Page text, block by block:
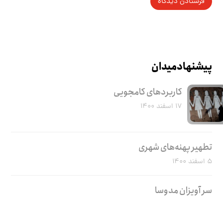
پیشنهاد میدان
کاربرد‌های کامجویی
۱۷ اسفند ۱۴۰۰
تطهیر پهنه‌های شهری
۵ اسفند ۱۴۰۰
سر آویزان مدوسا